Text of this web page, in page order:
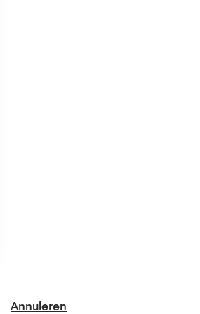
Annuleren